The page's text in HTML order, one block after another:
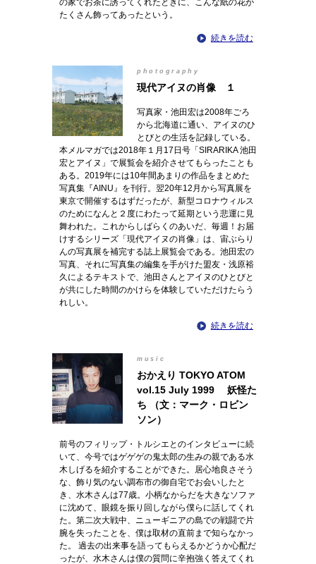
の家でお茶に誘ってくれたときに、こんな紙の花が
たくさん飾ってあったという。
続きを読む
photography
現代アイヌの肖像 １
写真家・池田宏は2008年ごろ
から北海道に通い、アイヌのひ
とびとの生活を記録している。
本メルマガでは2018年１月17日号「SIRARIKA 池田
宏とアイヌ」で展覧会を紹介させてもらったことも
ある。2019年には10年間あまりの作品をまとめた
写真集『AINU』を刊行。翌20年12月から写真展を
東京で開催するはずだったが、新型コロナウィルス
のためになんと２度にわたって延期という悲運に見
舞われた。これからしばらくのあいだ、毎週！お届
けするシリーズ「現代アイヌの肖像」は、宙ぶらり
んの写真展を補完する誌上展覧会である。池田宏の
写真、それに写真集の編集を手がけた盟友・浅原裕
久によるテキストで、池田さんとアイヌのひとびと
が共にした時間のかけらを体験していただけたらう
れしい。
続きを読む
music
おかえり TOKYO ATOM
vol.15 July 1999 妖怪た
ち （文：マーク・ロビン
ソン）
前号のフィリップ・トルシエとのインタビューに続
いて、今号ではゲゲゲの鬼太郎の生みの親である水
木しげるを紹介することができた。居心地良さそう
な、飾り気のない調布市の御自宅でお会いしたと
き、水木さんは77歳。小柄なからだを大きなソファ
に沈めて、眼鏡を振り回しながら僕らに話してくれ
た。第二次大戦中、ニューギニアの島での戦闘で片
腕を失ったことを、僕は取材の直前まで知らなかっ
た。 過去の出来事を語ってもらえるかどうか心配だ
ったが、水木さんは僕の質問に辛抱強く答えてくれ